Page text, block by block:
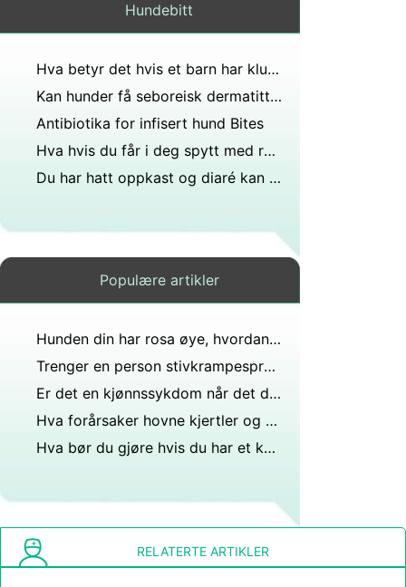
Hundebitt
Hva betyr det hvis et barn har klumper bak øret og foran de gjør vondt når de åpner munnen og tygger?
Kan hunder få seboreisk dermatitt Han får pussposter og vondt kløe?
Antibiotika for infisert hund Bites
Hva hvis du får i deg spytt med rabies er det mulig å bli smittet?
Du har hatt oppkast og diaré kan hunden din få det?
Populære artikler
Hunden din har rosa øye, hvordan rengjør du den?
Trenger en person stivkrampesprøyte hvis noen får hundebitt deg. Han er oppdatert på skuddene sine?
Er det en kjønnssykdom når det dannes små kvise som støt på eller rundt munnen din?
Hva forårsaker hovne kjertler og brennende tunge?
Hva bør du gjøre hvis du har et kutt i munnviken som ikke vil gro?
RELATERTE ARTIKLER